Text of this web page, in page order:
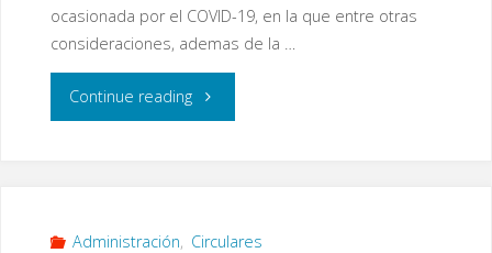
ocasionada por el COVID-19, en la que entre otras
consideraciones, ademas de la …
Continue reading"Comunicado
la
Administración, Circulares